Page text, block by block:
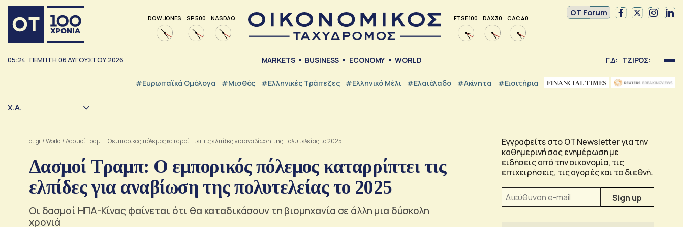
DOW JONES SP 500 NASDAQ FTSE 100 DAX 30 CAC 40
OT Forum
05:24 ΠΕΜΠΤΗ 06ΑΥΓΟΥΣΤΟΥ 2026 MARKETS BUSINESS ECONOMY WORLD Γ.Δ: ΤΖΙΡΟΣ:
#Ευρωπαϊκά Ομόλογα #Μισθός #ελληνικές Τράπεζες #Ελληνικό Μέλι #Ελαιόλαδο #Ακίνητα #εισιτήρια
Χ.Α.
ot.gr/World /Δασμοί Τραμπ: Ο εμπορικός πόλεμος καταρρίπτει τις ελπίδες για αναβίωση της πολυτελείας το 2025
Δασμοί Τραμπ: Ο εμπορικός πόλεμος καταρρίπτει τις
ελπίδες για αναβίωση της πολυτελείας το 2025
Οι δασμοί ΗΠΑ-Κίνας φαίνεται ότι θα καταδικάσουν τη βιομηχανία σε άλλη μια δύσκολη
χρονιά
Εγγραφείτε στο OT Newsletter για την
καθημερινή σας ενημέρωση με
ειδήσεις από την οικονομία, τις
επιχειρήσεις, τις αγορές και τα διεθνή.